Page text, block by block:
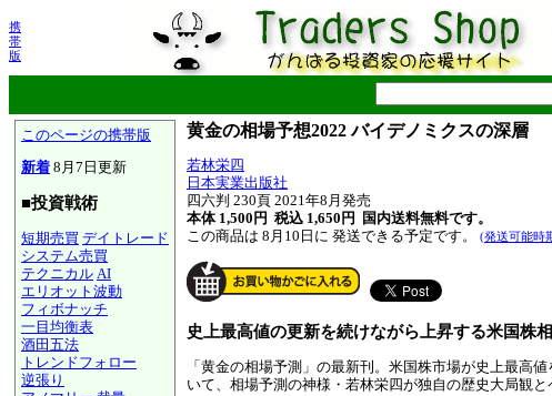
携
帯
版
このページの携帯版
新着 8月7日更新
■投資戦術
短期売買 デイトレード
システム売買
テクニカル AI
エリオット波動
フィボナッチ
一目均衡表
酒田五法
トレンドフォロー
逆張り
黄金の相場予想2022 バイデノミクスの深層
若林栄四
日本実業出版社
四六判 230頁 2021年8月発売
本体 1,500円 税込 1,650円
国内送料無料です。
この商品は 8月10日に 発送できる予定です。
(発送可能時
史上最高値の更新を続けながら上昇する米国株
「黄金の相場予測」の最新刊。米国株市場が史上最高
いて、相場予測の神様・若林栄四が独自の歴史大局観